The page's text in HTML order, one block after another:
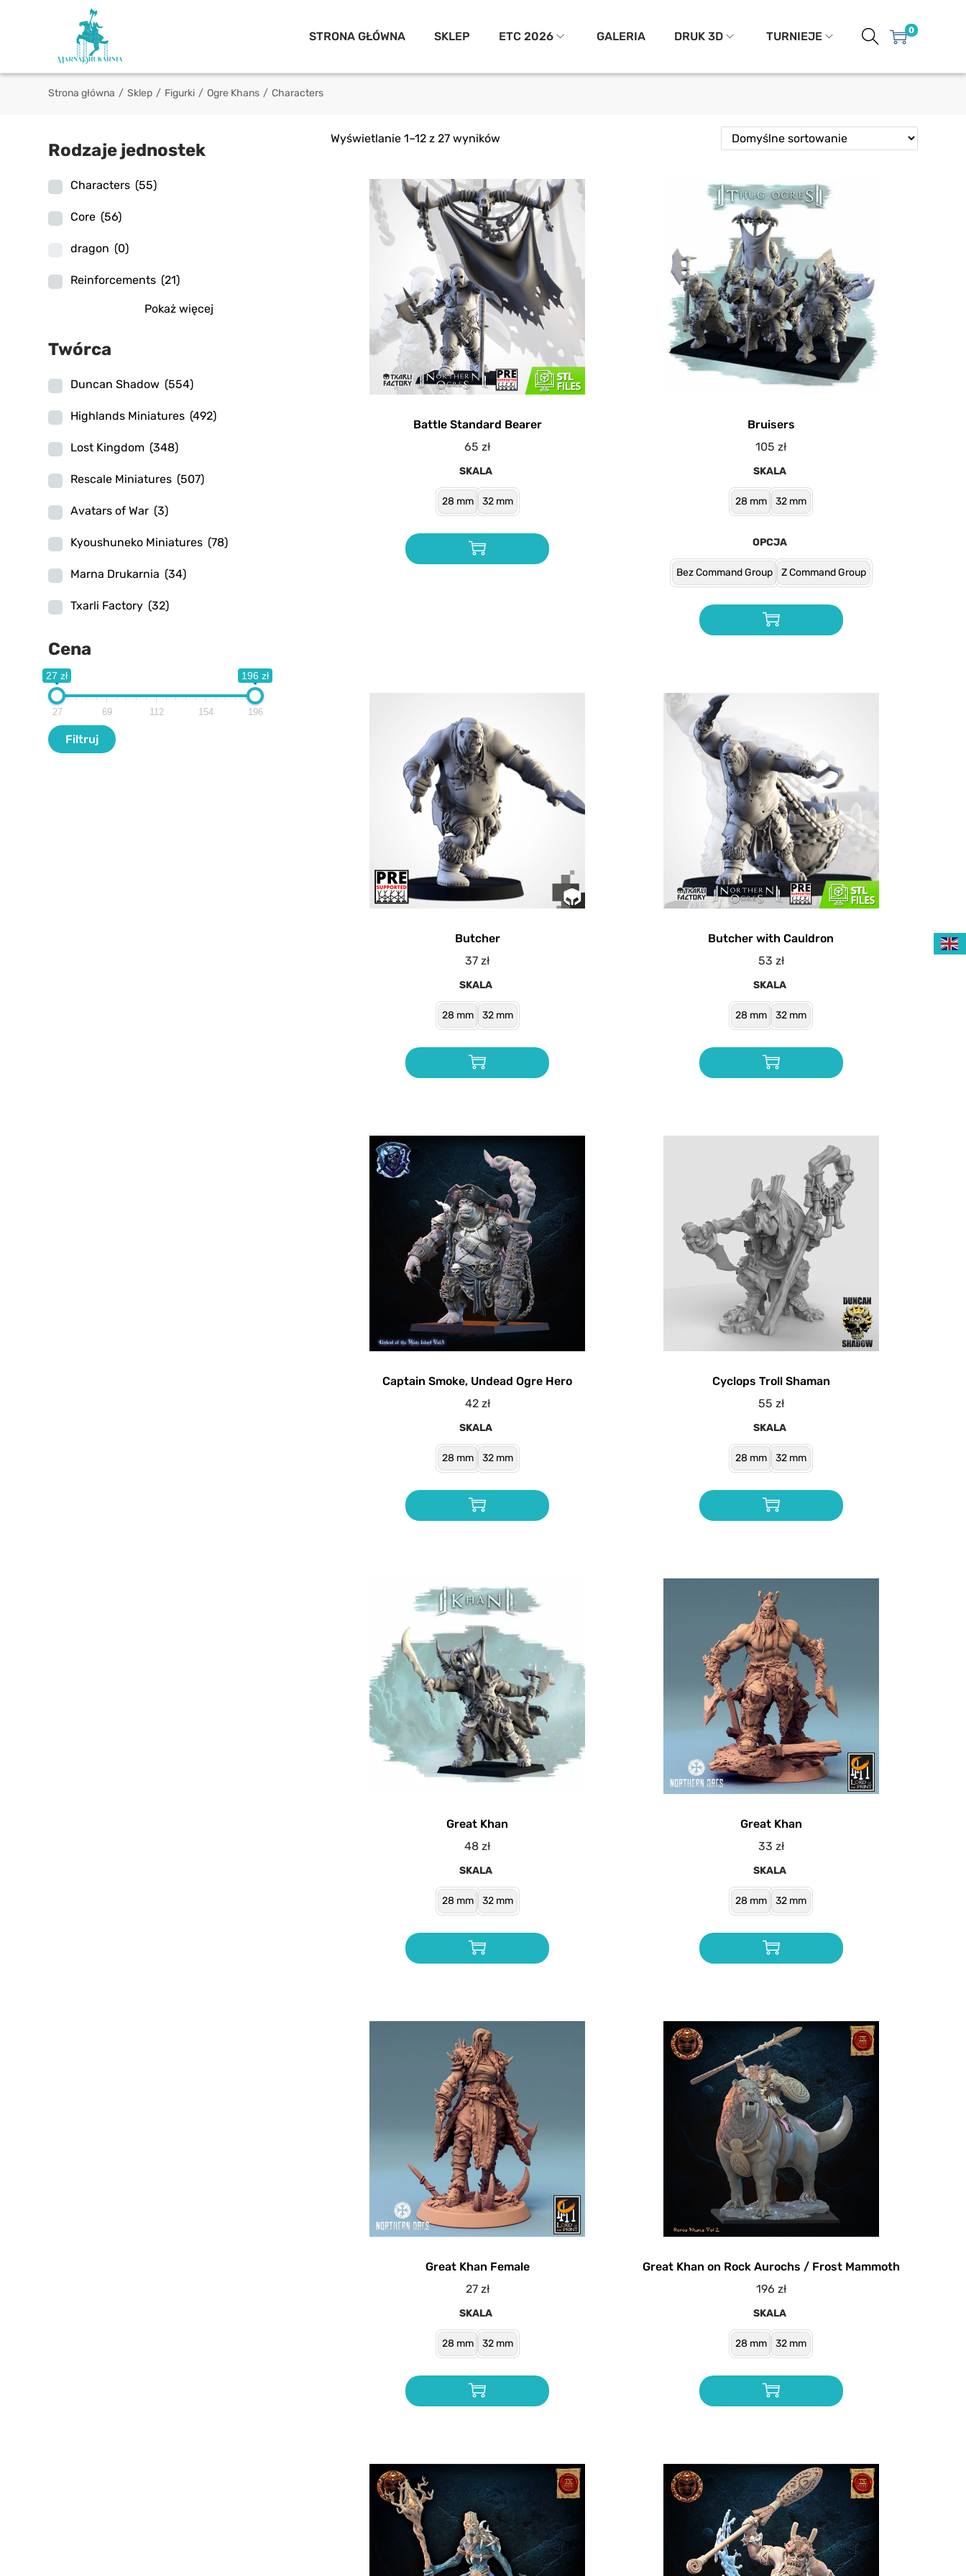
STRONA GŁÓWNA SKLEP ETC 2026 GALERIA DRUK 3D TURNIEJE 0
Strona główna / Sklep / Figurki / Ogre Khans / Characters
Wyświetlanie 1–12 z 27 wyników
Battle Standard Bearer
65zł
SKALA
28 mm 32 mm
Bruisers
105zł
SKALA
28 mm 32 mm
OPCJA
Bez Command Group Z Command Group
Butcher
37zł
SKALA
28 mm 32 mm
Butcher with Cauldron
53 zł
SKALA
28 mm 32 mm
Captain Smoke, Undead Ogre Hero
42 zł
SKALA
28 mm 32 mm
Cyclops Troll Shaman
55 zł
SKALA
28 mm 32 mm
Great Khan
48zł
SKALA
28 mm 32 mm
Great Khan
33 zł
SKALA
28 mm 32 mm
Great Khan Female
27 zł
SKALA
28 mm 32 mm
Great Khan on Rock Aurochs / Frost Mammoth
196 zł
SKALA
28 mm 32 mm
Rodzaje jednostek
Characters (55)
Core (56)
dragon (0)
Reinforcements (21)
Pokaż więcej
Twórca
Duncan Shadow (554)
Highlands Miniatures (492)
Lost Kingdom (348)
Rescale Miniatures (507)
Avatars of War (3)
Kyoushuneko Miniatures (78)
Marna Drukarnia (34)
Txarli Factory (32)
Cena
27 zł 196 zł
27 69 112 154 196
Filtr